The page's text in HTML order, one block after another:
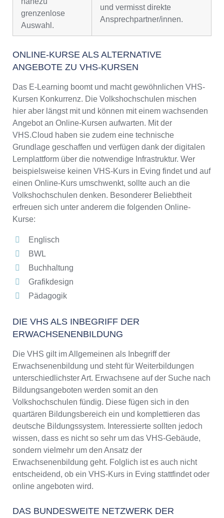
grenzenlose
Auswahl.
und vermisst direkte
Ansprechpartner/innen.
ONLINE-KURSE ALS ALTERNATIVE
ANGEBOTE ZU VHS-KURSEN
Das E-Learning boomt und macht gewöhnlichen VHS-
Kursen Konkurrenz. Die Volkshochschulen mischen
hier aber längst mit und können mit einem wachsenden
Angebot an Online-Kursen aufwarten. Mit der
VHS.Cloud haben sie zudem eine technische
Grundlage geschaffen und verfügen dank der digitalen
Lernplattform über die notwendige Infrastruktur. Wer
beispielsweise keinen VHS-Kurs in Eving findet und auf
einen Online-Kurs umschwenkt, sollte auch an die
Volkshochschulen denken. Besonderer Beliebtheit
erfreuen sich unter anderem die folgenden Online-
Kurse:
Englisch
BWL
Buchhaltung
Grafikdesign
Pädagogik
DIE VHS ALS INBEGRIFF DER
ERWACHSENENBILDUNG
Die VHS gilt im Allgemeinen als Inbegriff der
Erwachsenenbildung und steht für Weiterbildungen
unterschiedlichster Art. Erwachsene auf der Suche nach
Bildungsangeboten werden somit an den
Volkshochschulen fündig. Diese fügen sich in den
quartären Bildungsbereich ein und komplettieren das
deutsche Bildungssystem. Interessierte sollten jedoch
wissen, dass es nicht so sehr um das VHS-Gebäude,
sondern vielmehr um den Ansatz der
Erwachsenenbildung geht. Folglich ist es auch nicht
entscheidend, ob ein VHS-Kurs in Eving stattfindet oder
online angeboten wird.
DAS BUNDESWEITE NETZWERK DER